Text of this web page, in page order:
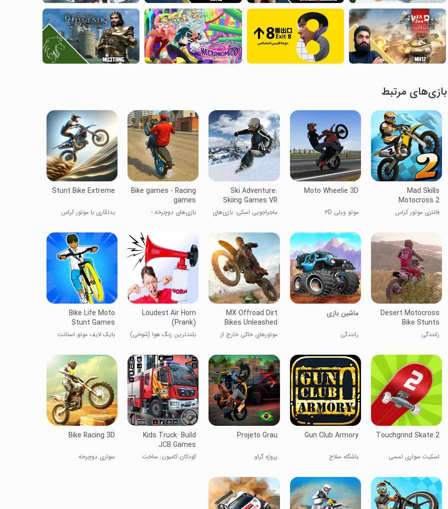
بازی‌های مرتبط
Mad Skills
Motocross 2
فانتزی موتور کراس
Moto Wheelie 3D
موتو ویلی ۳D
Ski Adventure:
Skiing Games VR
ماجراجویی اسکی: بازی‌های
Bike games - Racing
games
بازی‌های دوچرخه -
Stunt Bike Extreme
بدلکاری با موتور کراس
Desert Motocross
Bike Stunts
رانندگی
ماشین بازی
رانندگی
MX Offroad Dirt
Bikes Unleashed
Enduro Motocross
موتورهای خاکی خارج از
Loudest Air Horn
(Prank)
بلندترین زنگ هوا (شوخی)
Bike Life Moto
Stunt Games
بایک لایف موتو استانت
Touchgrind Skate 2
اسکیت سواری لمسی
Gun Club Armory
باشگاه سلاح
Projeto Grau
پروژه گراو
Kids Truck: Build
JCB Games
کودکان کامیون: ساخت
Bike Racing 3D
سواری دوچرخه